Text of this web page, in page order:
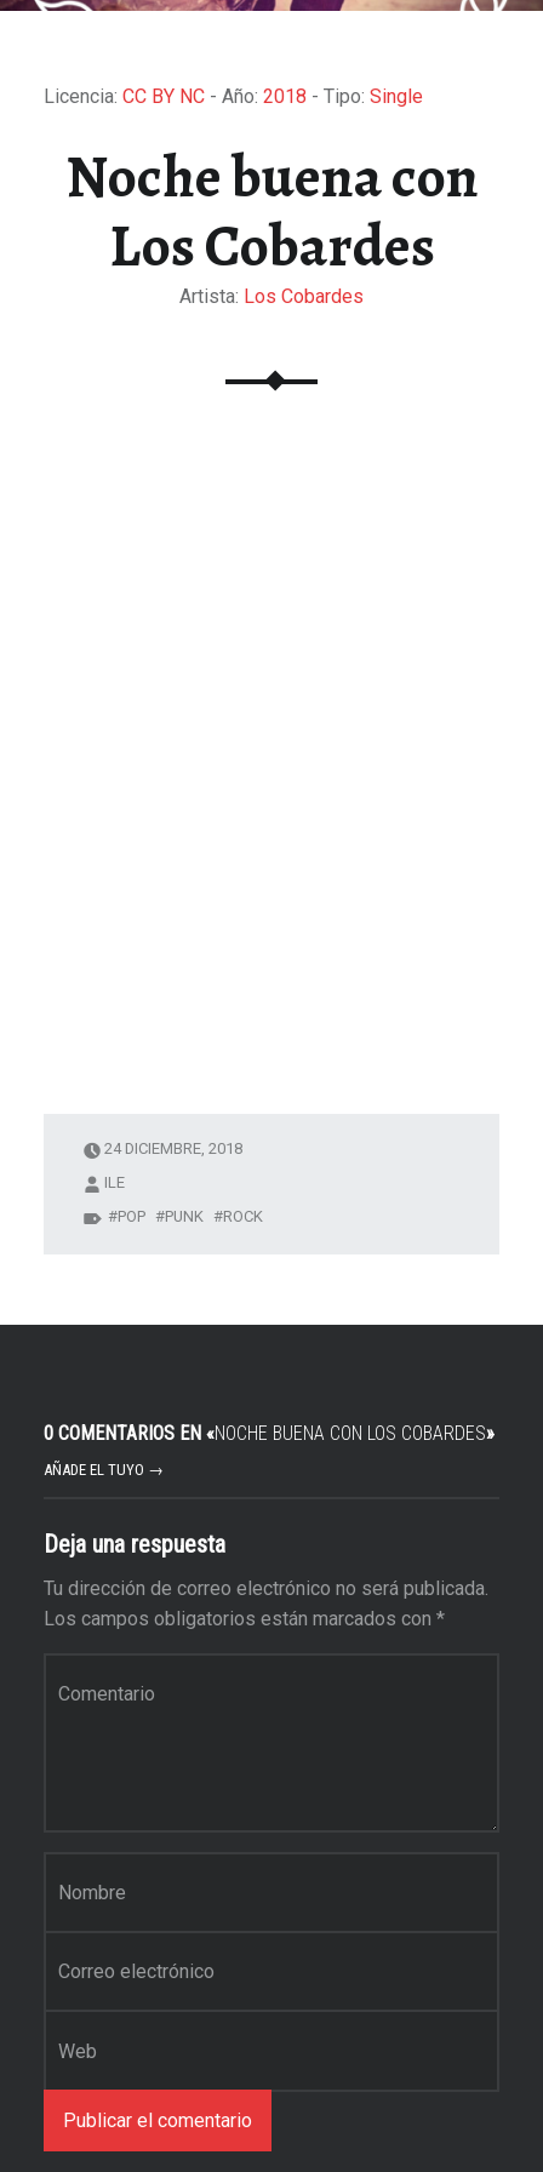
Licencia: CC BY NC- Año: 2018 - Tipo: Single
Noche buena con
Los Cobardes
Artista: Los Cobardes
24 DICIEMBRE, 2018
ILE
POP
PUNK ROCK
0 COMENTARIOS EN «NOCHE BUENA CON LOS COBARDES»
AÑADE EL TUYO →
Deja una respuesta
Tu dirección de correo electrónico no será publicada.
Los campos obligatorios están marcados con *